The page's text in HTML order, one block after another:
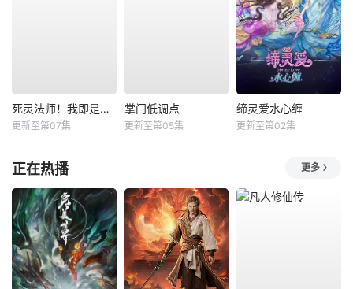
死灵法师！我即是天灾
更新至第07集
掌门低调点
更新至第05集
缔灵爱水心缠
更新至第02集
正在热播 更多